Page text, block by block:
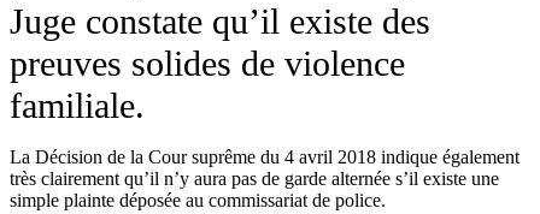
Juge constate qu’il existe des
preuves solides de violence
familiale.
La Décision de la Cour suprême du 4 avril 2018 indique également
très clairement qu’il n’y aura pas de garde alternée s’il existe une
simple plainte déposée au commissariat de police.